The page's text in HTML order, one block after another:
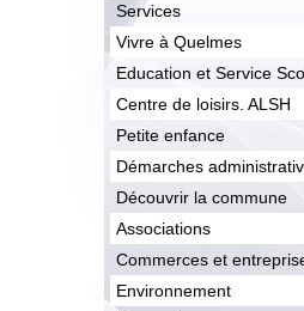
Services
Vivre à Quelmes
Education et Service
Centre de loisirs. ALSH
Petite enfance
Démarches
Découvrir la commune
Associations
Commerces et
Environnement